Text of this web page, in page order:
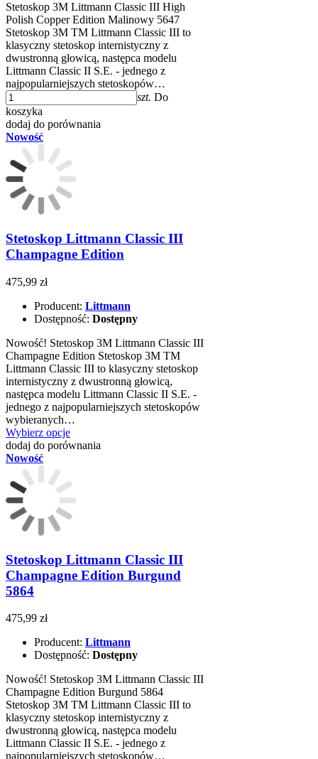
Stetoskop 3M Littmann Classic III High
Polish Copper Edition Malinowy 5647
Stetoskop 3M TM Littmann Classic III to
klasyczny stetoskop internistyczny z
dwustronną głowicą, następca modelu
Littmann Classic II S.E. - jednego z
najpopularniejszych stetoskopów…
szt. Do
koszyka
dodaj do porównania
Nowość
Stetoskop Littmann Classic III
Champagne Edition
475,99 zł
Producent: Littmann
Dostępność: Dostępny
Nowość! Stetoskop 3M Littmann Classic III
Champagne Edition Stetoskop 3M TM
Littmann Classic III to klasyczny stetoskop
internistyczny z dwustronną głowicą,
następca modelu Littmann Classic II S.E. -
jednego z najpopularniejszych stetoskopów
wybieranych…
Wybierz opcje
dodaj do porównania
Nowość
Stetoskop Littmann Classic III
Champagne Edition Burgund
5864
475,99 zł
Producent: Littmann
Dostępność: Dostępny
Nowość! Stetoskop 3M Littmann Classic III
Champagne Edition Burgund 5864
Stetoskop 3M TM Littmann Classic III to
klasyczny stetoskop internistyczny z
dwustronną głowicą, następca modelu
Littmann Classic II S.E. - jednego z
najpopularniejszych stetoskopów…